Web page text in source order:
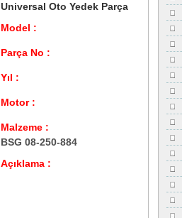
Universal Oto Yedek Parça
Model :
Parça No :
Yıl :
Motor :
Malzeme :
BSG 08-250-884
Açıklama :